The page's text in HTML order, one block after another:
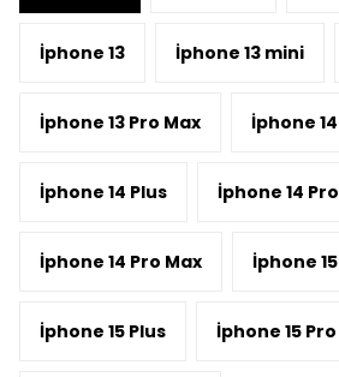
İphone 13 İphone 13 mini
İphone 13 Pro Max İphone 14
İphone 14 Plus İphone 14 Pro
İphone 14 Pro Max İphone 15
İphone 15 Plus İphone 15 Pro